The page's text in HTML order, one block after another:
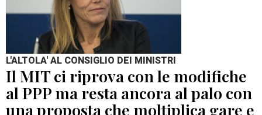
L'ALTOLA' AL CONSIGLIO DEI MINISTRI
Il MIT ci riprova con le modifiche
al PPP ma resta ancora al palo con
una proposta che moltiplica gare e